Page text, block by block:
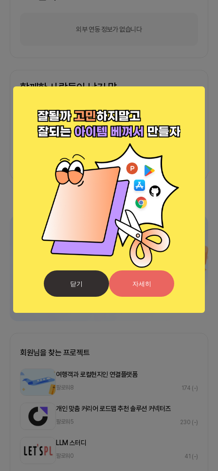
닫기 자세히
외부 연동 정보가 없습니다
함께한 사람들이 남긴 말
커피챗 0 프로젝트 0 프로챗
아직 후기가 도착하지 않았습니다
회원님을 찾는 프로젝트
여행객과 로컬현지인 연결플랫폼
팔로워 8 174 (-)
개인 맞춤 커리어 로드맵 추천 솔루션 커넥터즈
팔로워 5 230 (-)
LLM 스터디
팔로워 0 41 (-)